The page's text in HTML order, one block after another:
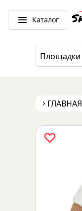
Каталог
Площадки
ГЛАВНАЯ